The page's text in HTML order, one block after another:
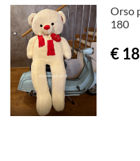
Orso
180
€